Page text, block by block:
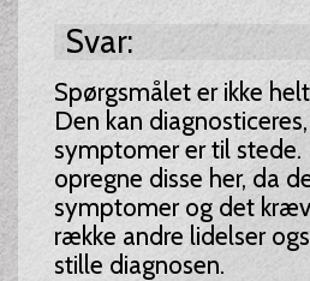
Svar:
Spørgsmålet er ikke
Den kan
symptomer er til
opregne disse her, da
symptomer og det
række andre lidelser
stille diagnosen.